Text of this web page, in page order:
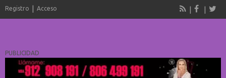
Registro Acceso
PUBLICIDAD